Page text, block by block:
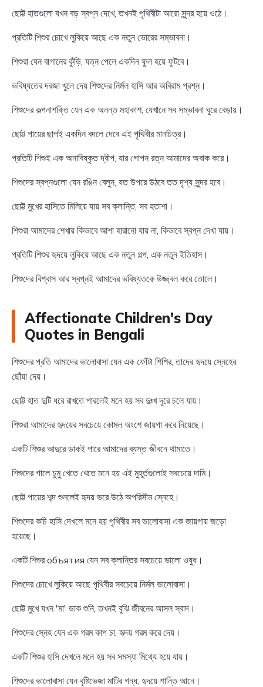
ছোট্ট হাতগুলো যখন বড় স্বপ্ন দেখে, তখনই পৃথিবীটা আরো সুন্দর হয়ে ওঠে।
প্রতিটি শিশুর চোখে লুকিয়ে আছে এক নতুন ভোরের সম্ভাবনা।
শিশুরা যেন বাগানের কুঁড়ি, যত্ন পেলে একদিন ফুল হয়ে ফুটবে।
ভবিষ্যতের দরজা খুলে দেয় শিশুদের নির্মল হাসি আর অবিরাম প্রশ্ন।
শিশুদের কল্পনাশক্তি যেন এক অনন্ত মহাকাশ, যেখানে সব সম্ভাবনা ঘুরে বেড়ায়।
ছোট্ট পায়ের ছাপই একদিন বদলে দেবে এই পৃথিবীর মানচিত্র।
প্রতিটি শিশুই এক অনাবিষ্কৃত দ্বীপ, যার গোপন রত্ন আমাদের অবাক করে।
শিশুদের স্বপ্নগুলো যেন রঙিন বেলুন, যত উপরে উঠবে তত দৃশ্য সুন্দর হবে।
ছোট্ট মুখের হাসিতে মিলিয়ে যায় সব ক্লান্তি, সব হতাশা।
শিশুরা আমাদের শেখায় কিভাবে আশা হারানো যায় না, কিভাবে স্বপ্ন দেখা যায়।
প্রতিটি শিশুর হৃদয়ে লুকিয়ে আছে এক নতুন গল্প, এক নতুন ইতিহাস।
শিশুদের বিশ্বাস আর স্বপ্নই আমাদের ভবিষ্যতকে উজ্জ্বল করে তোলে।
Affectionate Children's Day
Quotes in Bengali
শিশুদের প্রতি আমাদের ভালোবাসা যেন এক ফোঁটা শিশির, তাদের হৃদয়ে স্নেহের
ছোঁয়া দেয়।
ছোট্ট হাত দুটি ধরে রাখতে পারলেই মনে হয় সব দুঃখ দূরে চলে যায়।
শিশুরা আমাদের হৃদয়ের সবচেয়ে কোমল অংশে জায়গা করে নিয়েছে।
একটি শিশুর আদুরে ডাকই পারে আমাদের ব্যস্ত জীবনে থামাতে।
শিশুদের গালে চুমু খেতে খেতে মনে হয় এই মুহূর্তগুলোই সবচেয়ে দামি।
ছোট্ট পায়ের শব্দ শুনলেই হৃদয় ভরে উঠে অপরিসীম স্নেহে।
শিশুদের কচি হাসি দেখলে মনে হয় পৃথিবীর সব ভালোবাসা এক জায়গায় জড়ো
হয়েছে।
একটি শিশুর объятия যেন সব ক্লান্তির সবচেয়ে ভালো ওষুধ।
শিশুদের চোখে লুকিয়ে আছে পৃথিবীর সবচেয়ে নির্মল ভালোবাসা।
ছোট্ট মুখে যখন 'মা' ডাক শুনি, তখনই বুঝি জীবনের আসল স্বাদ।
শিশুদের স্নেহ যেন এক গরম কাপ চা, হৃদয় গরম করে দেয়।
একটি শিশুর হাসি দেখলে মনে হয় সব সমস্যা মিথ্যে হয়ে যায়।
শিশুদের ভালোবাসা যেন বৃষ্টিভেজা মাটির গন্ধ, হৃদয়ে শান্তি আনে।